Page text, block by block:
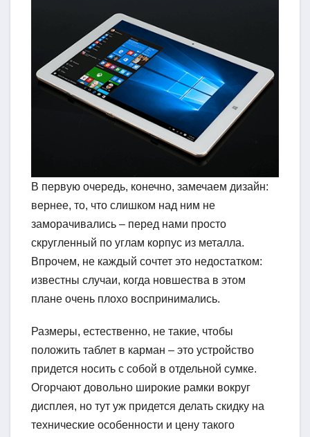
В первую очередь, конечно, замечаем дизайн:
вернее, то, что слишком над ним не
заморачивались – перед нами просто
скругленный по углам корпус из металла.
Впрочем, не каждый сочтет это недостатком:
известны случаи, когда новшества в этом
плане очень плохо воспринимались.
Размеры, естественно, не такие, чтобы
положить таблет в карман – это устройство
придется носить с собой в отдельной сумке.
Огорчают довольно широкие рамки вокруг
дисплея, но тут уж придется делать скидку на
технические особенности и цену такого